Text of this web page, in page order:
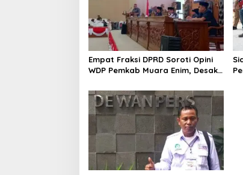
Empat Fraksi DPRD Soroti Opini
WDP Pemkab Muara Enim, Desak